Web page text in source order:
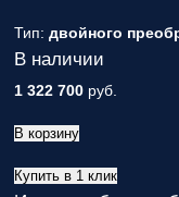
Тип: двойного
В наличии
1 322 700 руб.
В корзину
Купить в 1 клик